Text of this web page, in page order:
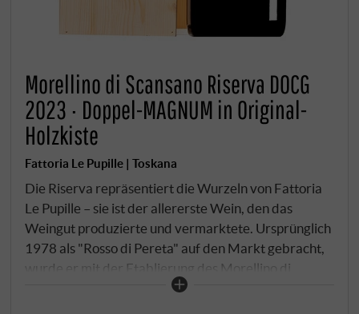
Morellino di Scansano Riserva DOCG
2023 · Doppel-MAGNUM in Original-
Holzkiste
Fattoria Le Pupille | Toskana
Die Riserva repräsentiert die Wurzeln von Fattoria
Le Pupille – sie ist der allererste Wein, den das
Weingut produzierte und vermarktete. Ursprünglich
1978 als "Rosso di Pereta" auf den Markt gebracht,
wurde er mit der Etablierung des Morellino di
Scansano-Disziplinars zum Fundament eines